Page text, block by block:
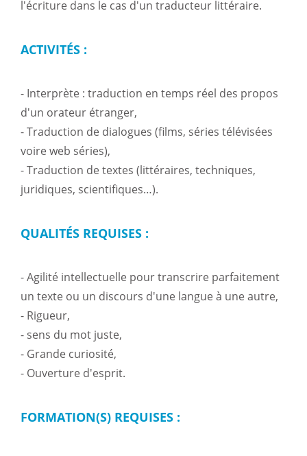
l'écriture dans le cas d'un traducteur littéraire.
ACTIVITÉS :
- Interprète : traduction en temps réel des propos
d'un orateur étranger,
- Traduction de dialogues (films, séries télévisées
voire web séries),
- Traduction de textes (littéraires, techniques,
juridiques, scientifiques…).
QUALITÉS REQUISES :
- Agilité intellectuelle pour transcrire parfaitement
un texte ou un discours d'une langue à une autre,
- Rigueur,
- sens du mot juste,
- Grande curiosité,
- Ouverture d'esprit.
FORMATION(S) REQUISES :